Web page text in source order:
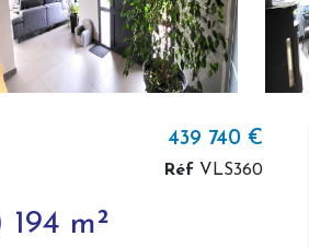
Maison 6 pièce(s) 4 chambre(s) 194 m²
439 740 €
Réf VLS360